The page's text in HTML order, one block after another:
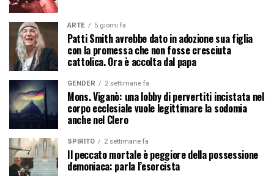
ARTE 5 giorni fa
Patti Smith avrebbe dato in adozione sua figlia
con la promessa che non fosse cresciuta
cattolica. Ora è accolta dal papa
GENDER 2 settimane fa
Mons. Viganò: una lobby di pervertiti incistata nel
corpo ecclesiale vuole legittimare la sodomia
anche nel Clero
SPIRITO 2 settimane fa
Il peccato mortale è peggiore della possessione
demoniaca: parla l’esorcista